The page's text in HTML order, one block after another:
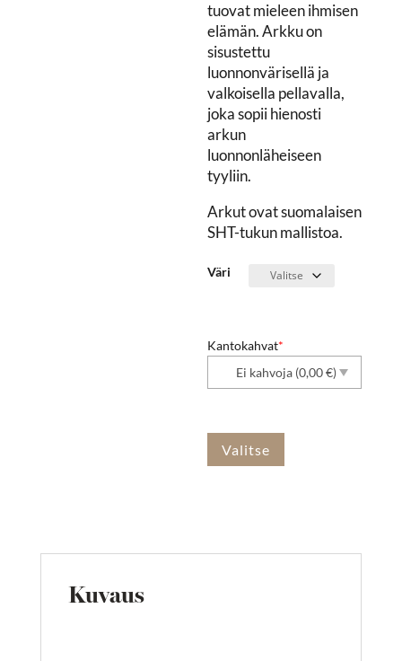
tuovat mieleen ihmisen
elämän. Arkku on
sisustettu
luonnonvärisellä ja
valkoisella pellavalla,
joka sopii hienosti
arkun
luonnonläheiseen
tyyliin.
Arkut ovat suomalaisen
SHT-tukun mallistoa.
Väri
Kantokahvat*
Valitse
Kuvaus